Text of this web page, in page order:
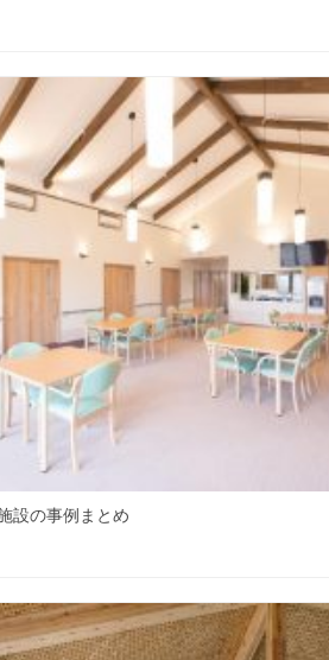
設の事例まとめ